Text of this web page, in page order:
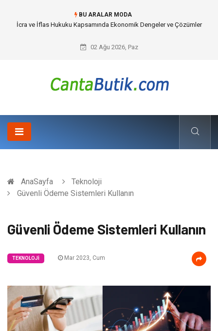
BU ARALAR MODA
Cybersecurity Solutions (Siber Güvenlik Çözümleri) ve Dijital Altyapıda
02 Ağu 2026, Paz
AnaSayfa
Teknoloji
Güvenli Ödeme Sistemleri Kullanın
Güvenli Ödeme Sistemleri Kullanın
TEKNOLOJI Mar 2023, Cum